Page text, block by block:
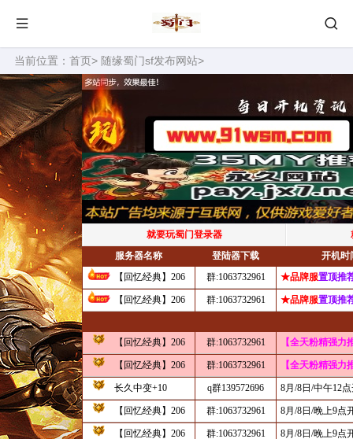
当前位置： 首页> 随缘蜀门sf发布网站>